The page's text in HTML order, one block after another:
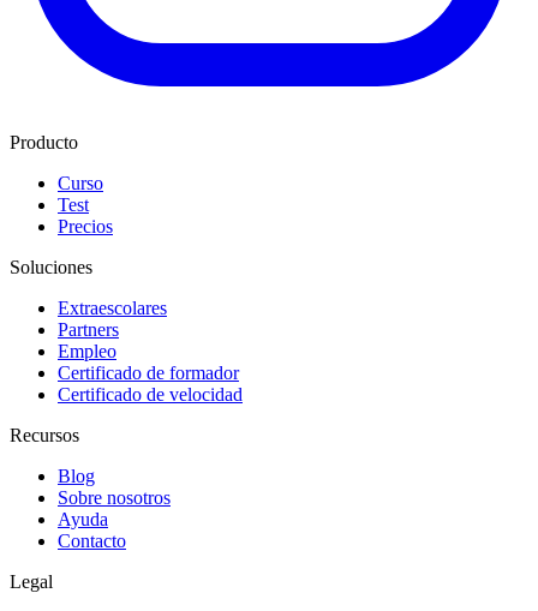
Producto
Curso
Test
Precios
Soluciones
Extraescolares
Partners
Empleo
Certificado de formador
Certificado de velocidad
Recursos
Blog
Sobre nosotros
Ayuda
Contacto
Legal